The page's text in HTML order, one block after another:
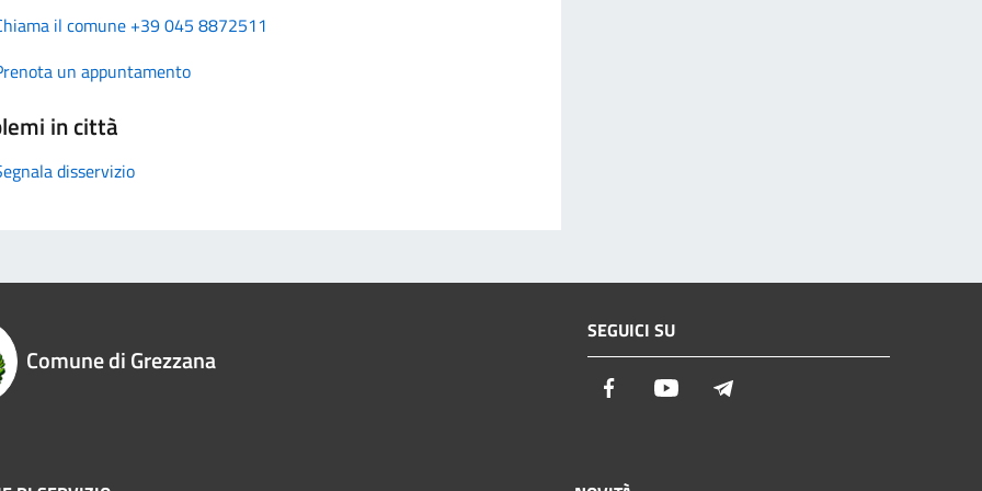
il comune +39 045 8872511
un appuntamento
in città
disservizio
Comune di Grezzana
SEGUICI SU
Facebook Youtube